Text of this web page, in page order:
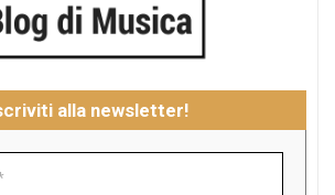
alla newsletter!